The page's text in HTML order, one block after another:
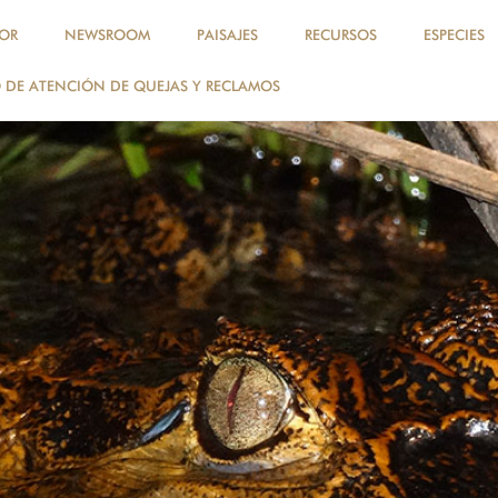
NEWSROOM PAISAJES RECURSOS ESPECIES
ATENCIÓN DE QUEJAS Y RECLAMOS